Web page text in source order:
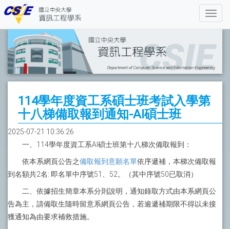
114學年度資工系碩士班考試入學第
十八梯備取報到通知-AI碩士班
2025-07-21 10:36:26
一、114學年度資工系AI碩士班第十八梯次備取報到：
依本系網頁公告之備取報到意願名單依序遞補，本梯次備取報
到名額共2名: 即名單中序號51、52。（其中序號50已取消）
二、依據招生簡章本系分則說明，通知錄取方式由本系網頁公
告為主，請備取生隨時留意系網頁公告，若逾遞補期限不得以未接
獲通知為由要求補救措施。